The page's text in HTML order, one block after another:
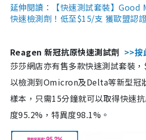
延伸閱讀：【快速測試套裝】Good
快速檢測劑！低至$15/支 獲歐盟認
Reagen 新冠抗原快速測試劑 >>按
莎莎網店亦有售多款快速測試套裝
以檢測到Omicron及Delta等新型冠
樣本，只需15分鐘就可以取得快速
度95.2%，特異度98.1%。